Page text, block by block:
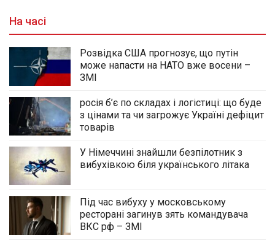
На часі
Розвідка США прогнозує, що путін
може напасти на НАТО вже восени –
ЗМІ
росія б’є по складах і логістиці: що буде
з цінами та чи загрожує Україні дефіцит
товарів
У Німеччині знайшли безпілотник з
вибухівкою біля українського літака
Під час вибуху у московському
ресторані загинув зять командувача
ВКС рф – ЗМІ